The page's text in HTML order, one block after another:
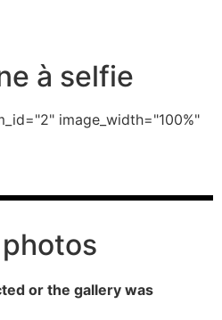
à selfie
image_width="100%"
or the gallery was